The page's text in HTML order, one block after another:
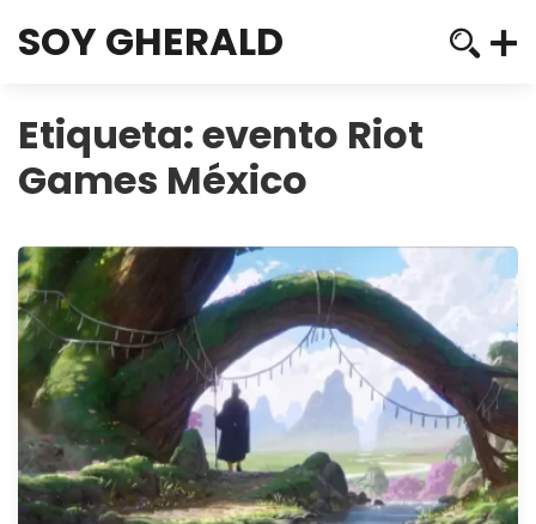
SOY GHERALD
Etiqueta:evento Riot
Games México